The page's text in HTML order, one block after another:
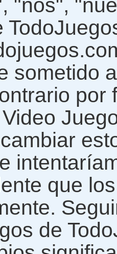
"nos",
sometido
por
que
de